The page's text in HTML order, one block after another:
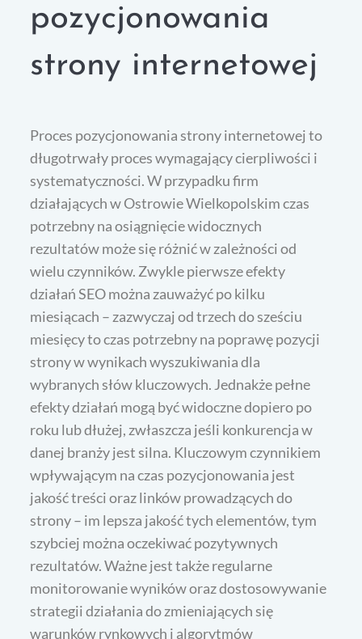
pozycjonowania
strony internetowej
Proces pozycjonowania strony internetowej to
długotrwały proces wymagający cierpliwości i
systematyczności. W przypadku firm
działających w Ostrowie Wielkopolskim czas
potrzebny na osiągnięcie widocznych
rezultatów może się różnić w zależności od
wielu czynników. Zwykle pierwsze efekty
działań SEO można zauważyć po kilku
miesiącach – zazwyczaj od trzech do sześciu
miesięcy to czas potrzebny na poprawę pozycji
strony w wynikach wyszukiwania dla
wybranych słów kluczowych. Jednakże pełne
efekty działań mogą być widoczne dopiero po
roku lub dłużej, zwłaszcza jeśli konkurencja w
danej branży jest silna. Kluczowym czynnikiem
wpływającym na czas pozycjonowania jest
jakość treści oraz linków prowadzących do
strony – im lepsza jakość tych elementów, tym
szybciej można oczekiwać pozytywnych
rezultatów. Ważne jest także regularne
monitorowanie wyników oraz dostosowywanie
strategii działania do zmieniających się
warunków rynkowych i algorytmów